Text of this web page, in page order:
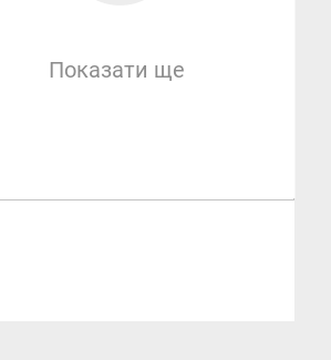
Показати ще